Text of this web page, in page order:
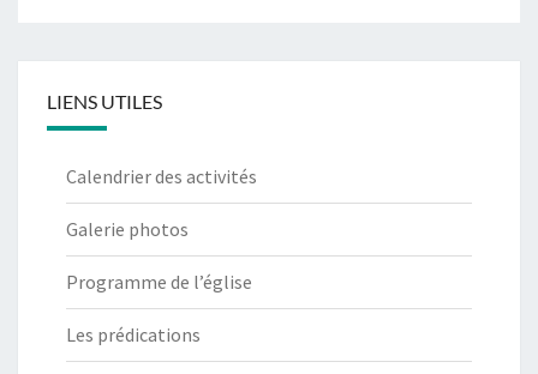
LIENS UTILES
Calendrier des activités
Galerie photos
Programme de l’église
Les prédications